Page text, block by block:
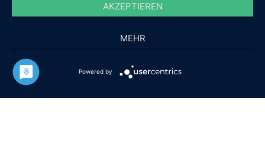
AKZEPTIEREN
MEHR
Powered by